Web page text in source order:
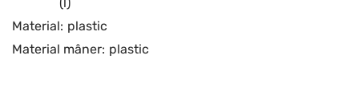
Material: plastic
Material mâner: plastic